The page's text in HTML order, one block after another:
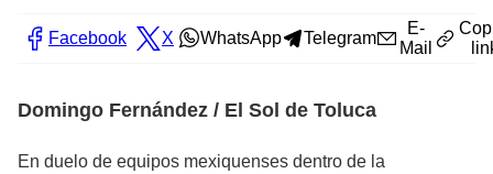
Facebook X WhatsApp Telegram
E-
Mail
Domingo Fernández / El Sol de Toluca
En duelo de equipos mexiquenses dentro de la